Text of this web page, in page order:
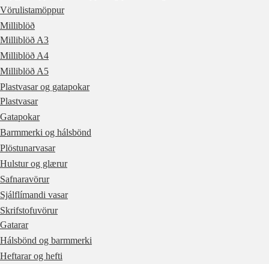
Vörulistamöppur
Milliblöð
Milliblöð A3
Milliblöð A4
Milliblöð A5
Plastvasar og gatapokar
Plastvasar
Gatapokar
Barmmerki og hálsbönd
Plöstunarvasar
Hulstur og glærur
Safnaravörur
Sjálflímandi vasar
Skrifstofuvörur
Gatarar
Hálsbönd og barmmerki
Heftarar og hefti